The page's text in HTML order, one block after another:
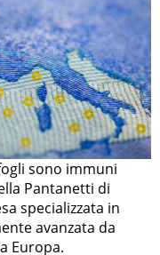
sono immuni
Pantanetti di
specializzata in
avanzata da
Europa.